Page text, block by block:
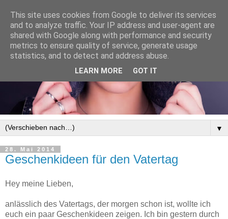
▼
28. Mai 2014
Geschenkideen für den Vatertag
Hey meine Lieben,
anlässlich des Vatertags, der morgen schon ist, wollte ich
euch ein paar Geschenkideen zeigen. Ich bin gestern durch
This site uses cookies from Google to deliver its services
and to analyze traffic. Your IP address and user-agent are
shared with Google along with performance and security
metrics to ensure quality of service, generate usage
statistics, and to detect and address abuse.
LEARN MORE GOT IT